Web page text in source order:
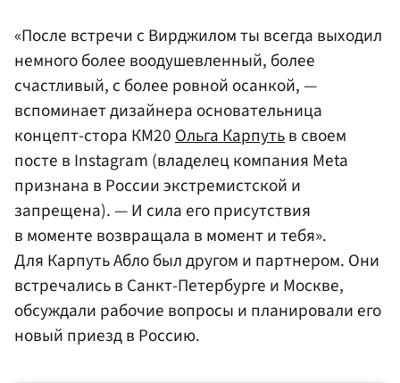
«После встречи с Вирджилом ты всегда выходил
немного более воодушевленный, более
счастливый, с более ровной осанкой, —
вспоминает дизайнера основательница
концепт-стора КМ20Ольга Карпутьв своем
посте в Instagram (владелец компания Meta
признана в России экстремистской и
запрещена). — И сила его присутствия
в моменте возвращала в момент и тебя».
Для Карпуть Абло был другом и партнером. Они
встречались в Санкт-Петербурге и Москве,
обсуждали рабочие вопросы и планировали его
новый приезд в Россию.